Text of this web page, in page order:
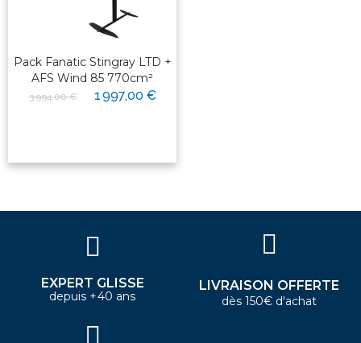
Pack Fanatic Stingray LTD +
AFS Wind 85 770cm²
3 994,00 € 1 997,00 €
EXPERT GLISSE
depuis +40 ans
LIVRAISON OFFERTE
dès 150€ d'achat